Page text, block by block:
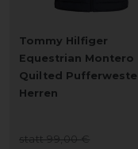
Tommy Hilfiger
Equestrian Montero
Quilted Pufferweste
Herren
statt 99,00 €